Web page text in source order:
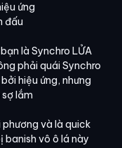
ứng
đấu
là Synchro LỬA
phải quái Synchro
hiệu ứng, nhưng
lắm
và là quick
banish vô ô lá này